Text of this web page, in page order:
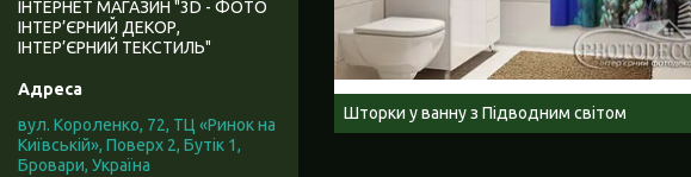
Шторки у ванну з Підводним світом
ІНТЕРНЕТ МАГАЗИН "3D - ФОТО
ІНТЕР’ЄРНИЙ ДЕКОР,
ІНТЕР’ЄРНИЙ ТЕКСТИЛЬ"
вул. Короленко, 72, ТЦ «Ринок на
Київській», Поверх 2, Бутік 1,
Бровари, Україна